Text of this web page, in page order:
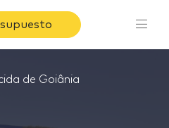
de Goiânia